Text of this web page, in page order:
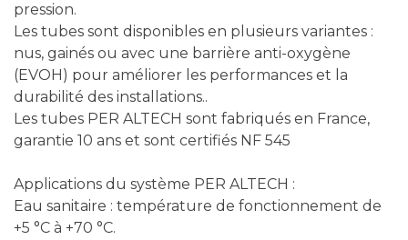
pression.
Les tubes sont disponibles en plusieurs variantes :
nus, gainés ou avec une barrière anti-oxygène
(EVOH) pour améliorer les performances et la
durabilité des installations..
Les tubes PER ALTECH sont fabriqués en France,
garantie 10 ans et sont certifiés NF 545
Applications du système PER ALTECH :
Eau sanitaire : température de fonctionnement de
+5 °C à +70 °C.